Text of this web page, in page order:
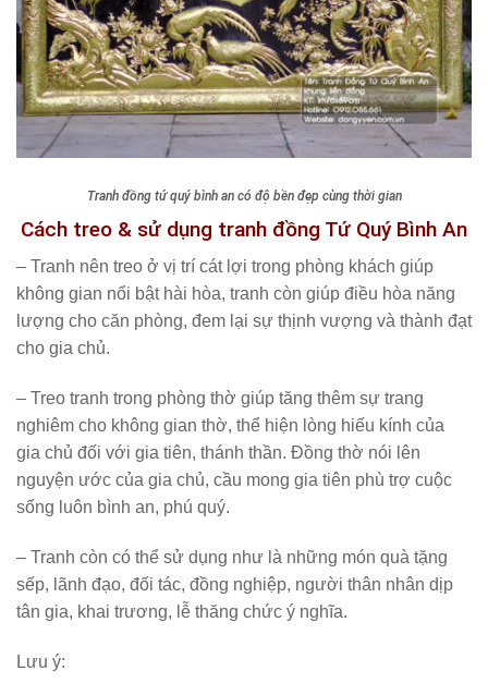
Tranh đồng tứ quý bình an có độ bền đẹp cùng thời gian
Cách treo & sử dụng tranh đồng Tứ Quý Bình An
– Tranh nên treo ở vị trí cát lợi trong phòng khách giúp
không gian nổi bật hài hòa, tranh còn giúp điều hòa năng
lượng cho căn phòng, đem lại sự thịnh vượng và thành đạt
cho gia chủ.
– Treo tranh trong phòng thờ giúp tăng thêm sự trang
nghiêm cho không gian thờ, thể hiện lòng hiếu kính của
gia chủ đối với gia tiên, thánh thần. Đồng thờ nói lên
nguyện ước của gia chủ, cầu mong gia tiên phù trợ cuộc
sống luôn bình an, phú quý.
– Tranh còn có thể sử dụng như là những món quà tặng
sếp, lãnh đạo, đối tác, đồng nghiệp, người thân nhân dịp
tân gia, khai trương, lễ thăng chức ý nghĩa.
Lưu ý: